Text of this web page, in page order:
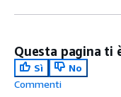
Questa pagina ti
Sì
No
Commenti